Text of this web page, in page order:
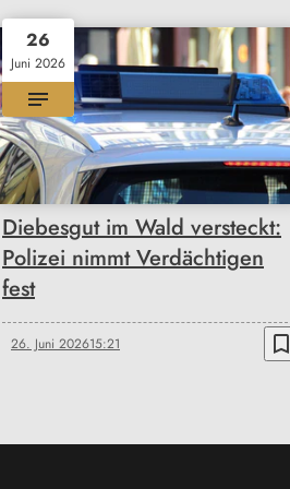
26
Juni 2026
Diebesgut im Wald versteckt:
Polizei nimmt Verdächtigen
fest
26. Juni 202615:21 bookmark_border